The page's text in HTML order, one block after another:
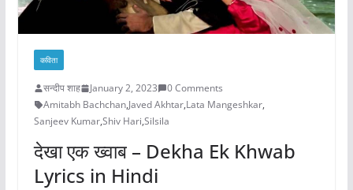
कविता
सन्दीप शाह January 2, 2023
0 Comments
Amitabh Bachchan,Javed Akhtar,Lata Mangeshkar,
Sanjeev Kumar,Shiv Hari,Silsila
देखा एक ख्वाब – Dekha Ek Khwab
Lyrics in Hindi